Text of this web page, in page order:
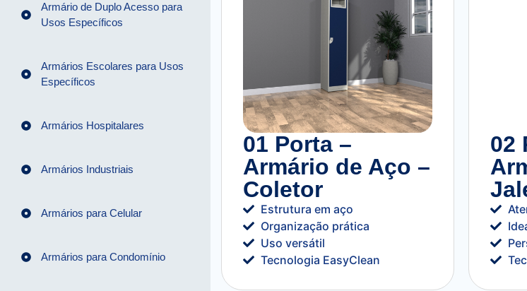
Armário de Duplo Acesso para
Usos Específicos
Armários Escolares para Usos
Específicos
Armários Hospitalares
Armários Industriais
Armários para Celular
Armários para Condomínio
01 Porta –
Armário de Aço –
Coletor
Estrutura em aço
Organização prática
Uso versátil
Tecnologia EasyClean
02